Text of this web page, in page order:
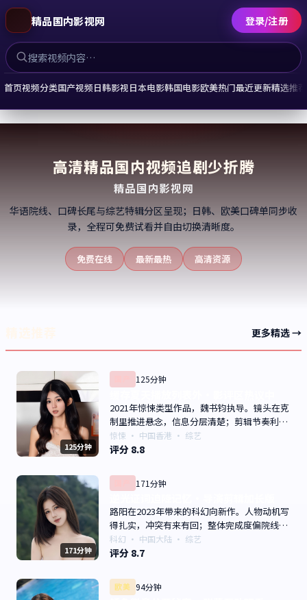
精品国内影视网 登录/注册
首页视频分类国产视频日韩影视日本电影韩国电影欧美热门最近更新精选推荐
高清精品国内视频追剧少折腾
精品国内影视网
华语院线、口碑长尾与综艺特辑分区呈现；日韩、欧美口碑单同步收
录，全程可免费试看并自由切换清晰度。
免费在线 最新最热 高清资源
更多精选 →
125分钟
125分钟
2021年惊悚类型作品，魏书钧执导。镜头在克
制里推进悬念，信息分层清楚；剪辑节奏利
落，观感顺滑。主演以演技派为主，适合喜欢
强叙事与人物关系的观众加入片单。
惊悚 · 中国香港 · 综艺
评分 8.8
171分钟
171分钟
路阳在2023年带来的科幻向新作。人物动机写
得扎实，冲突有来有回；整体完成度偏院线质
感。主演以演技派为主，适合喜欢强叙事与人
物关系的观众加入片单。
科幻 · 中国大陆 · 综艺
评分 8.7
欧美 94分钟